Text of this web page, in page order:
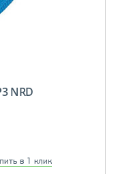
NRD
в 1 клик